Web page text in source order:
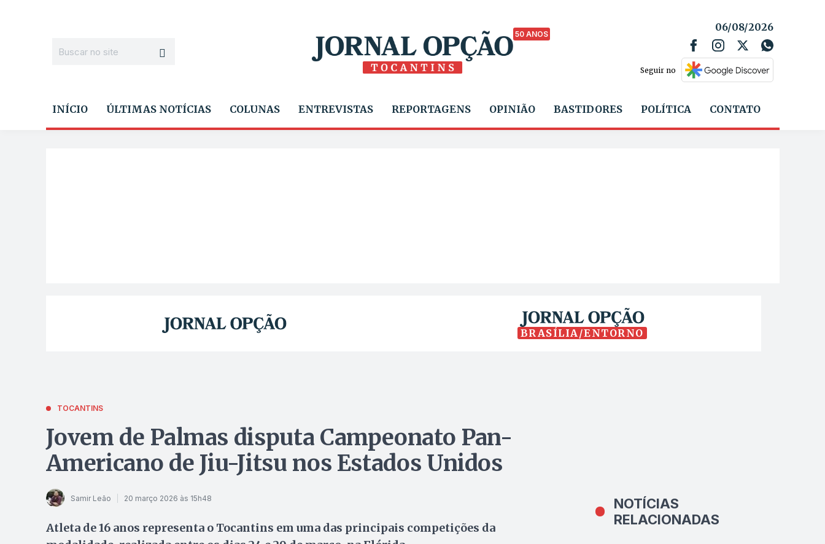
50 ANOS
06/08/2026
Seguir no
INÍCIO ÚLTIMAS NOTÍCIAS COLUNAS ENTREVISTAS REPORTAGENS OPINIÃO BASTIDORES POLÍTICA CONTATO
BRASÍLIA/ENTORNO
TOCANTINS
Jovem de Palmas disputa Campeonato Pan-
Americano de Jiu-Jitsu nos Estados Unidos
Samir Leão 20 março 2026 às 15h48
Atleta de 16 anos representa o Tocantins em uma das principais competições da
NOTÍCIAS
RELACIONADAS